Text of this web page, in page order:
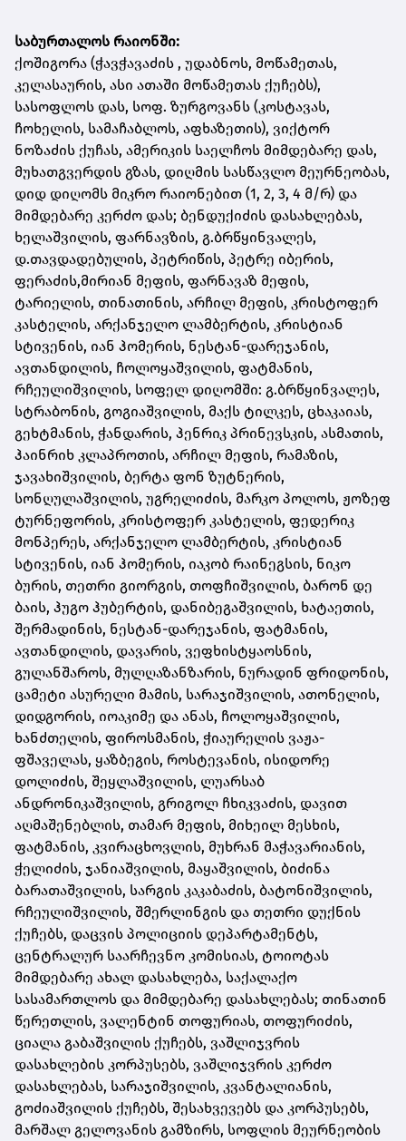
საბურთალოს რაიონში:
ქოშიგორა (ჭავჭავაძის , უდაბნოს, მოწამეთას,
კელასაურის, ასი ათაში მოწამეთას ქუჩებს),
სასოფლოს დას, სოფ. ზურგოვანს (კოსტავას,
ჩოხელის, სამაჩაბლოს, აფხაზეთის), ვიქტორ
ნოზაძის ქუჩას, ამერიკის საელჩოს მიმდებარე დას,
მუხათგვერდის გზას, დიღმის სასწავლო მეურნეობას,
დიდ დიღომს მიკრო რაიონებით (1, 2, 3, 4 მ/რ) და
მიმდებარე კერძო დას; ბენდუქიძის დასახლებას,
ხელაშვილის, ფარნავზის, გ.ბრწყინვალეს,
დ.თავდადებულის, პეტრიწის, პეტრე იბერის,
ფერაძის,მირიან მეფის, ფარნავაზ მეფის,
ტარიელის, თინათინის, არჩილ მეფის, კრისტოფერ
კასტელის, არქანჯელო ლამბერტის, კრისტიან
სტივენის, იან ჰომერის, ნესტან-დარეჯანის,
ავთანდილის, ჩოლოყაშვილის, ფატმანის,
რჩეულიშვილის, სოფელ დიღომში: გ.ბრწყინვალეს,
სტრაბონის, გოგიაშვილის, მაქს ტილკეს, ცხაკაიას,
გეხტმანის, ჭანდარის, ჰენრიკ პრინევსკის, ასმათის,
ჰაინრიხ კლაპროთის, არჩილ მეფის, რამაზის,
ჯავახიშვილის, ბერტა ფონ ზუტნერის,
სონღულაშვილის, უგრელიძის, მარკო პოლოს, ჟოზეფ
ტურნეფორის, კრისტოფერ კასტელის, ფედერიკ
მონპერეს, არქანჯელო ლამბერტის, კრისტიან
სტივენის, იან ჰომერის, იაკობ რაინეგსის, ნიკო
ბურის, თეთრი გიორგის, თოფჩიშვილის, ბარონ დე
ბაის, ჰუგო ჰუბერტის, დანიბეგაშვილის, ხატაეთის,
შერმადინის, ნესტან-დარეჯანის, ფატმანის,
ავთანდილის, დავარის, ვეფხისტყაოსნის,
გულანშაროს, მულღაზანზარის, ნურადინ ფრიდონის,
ცამეტი ასურელი მამის, სარაჯიშვილის, ათონელის,
დიდგორის, იოაკიმე და ანას, ჩოლოყაშვილის,
ხანძთელის, ფიროსმანის, ჭიაურელის ვაჟა-
ფშაველას, ყაზბეგის, როსტევანის, ისიდორე
დოლიძის, შეყლაშვილის, ლუარსაბ
ანდრონიკაშვილის, გრიგოლ ჩხიკვაძის, დავით
აღმაშენებლის, თამარ მეფის, მიხეილ მესხის,
ფატმანის, კვირაცხოვლის, მუხრან მაჭავარიანის,
ჭელიძის, ჯანიაშვილის, მაყაშვილის, ბიძინა
ბარათაშვილის, სარგის კაკაბაძის, ბატონიშვილის,
რჩეულიშვილის, შმერლინგის და თეთრი დუქნის
ქუჩებს, დაცვის პოლიციის დეპარტამენტს,
ცენტრალურ საარჩევნო კომისიას, ტოიოტას
მიმდებარე ახალ დასახლება, საქალაქო
სასამართლოს და მიმდებარე დასახლებას; თინათინ
წერეთლის, ვალენტინ თოფურიას, თოფურიძის,
ციალა გაბაშვილის ქუჩებს, ვაშლიჯვრის
დასახლების კორპუსებს, ვაშლიჯვრის კერძო
დასახლებას, სარაჯიშვილის, კვანტალიანის,
გოძიაშვილის ქუჩებს, შესახვევებს და კორპუსებს,
მარშალ გელოვანის გამზირს, სოფლის მეურნეობის